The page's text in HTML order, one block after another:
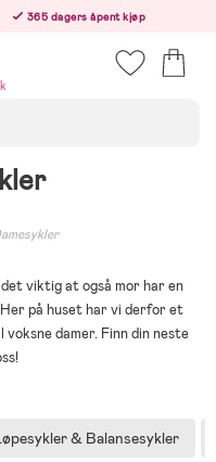
365 dagers åpent kjøp
viktig at også mor har en
på huset har vi derfor et
damer. Finn din neste
& Balansesykler